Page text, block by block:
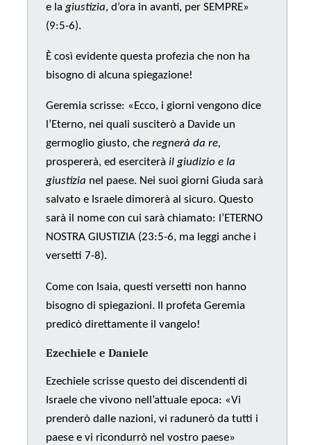
e lagiustizia, d’ora in avanti, per SEMPRE»
(9:5-6).
È così evidente questa profezia che non ha
bisogno di alcuna spiegazione!
Geremia scrisse: «Ecco, i giorni vengono dice
l’Eterno, nei quali susciterò a Davide un
germoglio giusto, cheregnerà da re,
prospererà, ed eserciteràil giudizio e la
giustizia nel paese. Nei suoi giorni Giuda sarà
salvato e Israele dimorerà al sicuro. Questo
sarà il nome con cui sarà chiamato: l’ETERNO
NOSTRA GIUSTIZIA (23:5-6, ma leggi anche i
versetti 7-8).
Come con Isaia, questi versetti non hanno
bisogno di spiegazioni. Il profeta Geremia
predicò direttamente il vangelo!
Ezechiele e Daniele
Ezechiele scrisse questo dei discendenti di
Israele che vivono nell’attuale epoca: «Vi
prenderò dalle nazioni, vi radunerò da tutti i
paese e vi ricondurrò nel vostro paese»